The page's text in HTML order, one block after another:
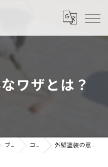
ワザとは？
ブログ コラム 外壁塗装の意外なワザとは？